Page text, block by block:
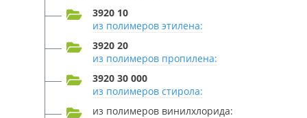
3920 10
из полимеров этилена:
3920 20
из полимеров пропилена:
3920 30 000
из полимеров стирола:
из полимеров винилхлорида: